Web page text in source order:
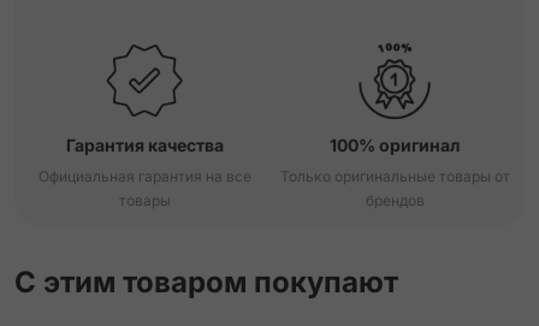
Гарантия качества
Официальная гарантия на все
товары
100% оригинал
Только оригинальные товары от
брендов
С этим товаром покупают